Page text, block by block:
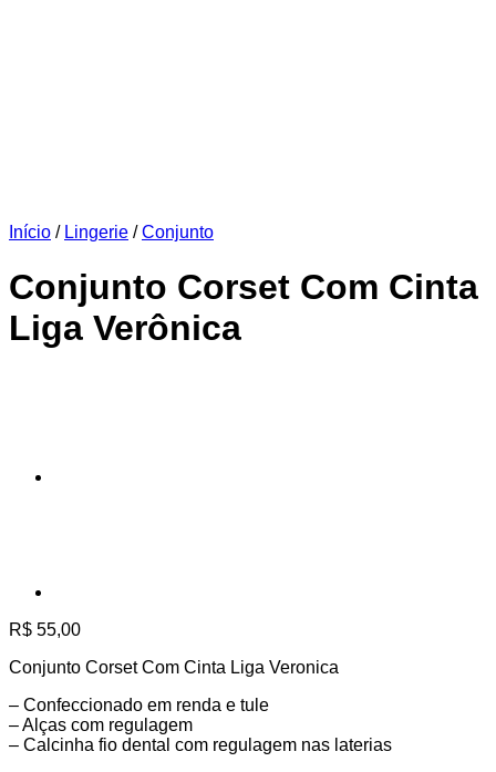
Início / Lingerie / Conjunto
Conjunto Corset Com Cinta
Liga Verônica
R$ 55,00
Conjunto Corset Com Cinta Liga Veronica
– Confeccionado em renda e tule
– Alças com regulagem
– Calcinha fio dental com regulagem nas laterias